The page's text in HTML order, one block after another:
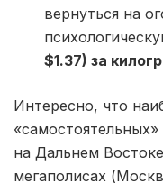
вернуться на
$1.37) за
Интересно, что
на Дальнем
мегаполисах